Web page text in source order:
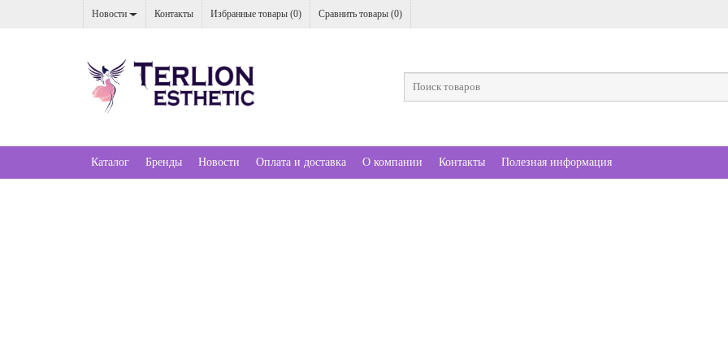
Новости Контакты Избранные товары (0) Сравнить товары (0)
Каталог Бренды Новости Оплата и доставка О компании Контакты Полезная информация